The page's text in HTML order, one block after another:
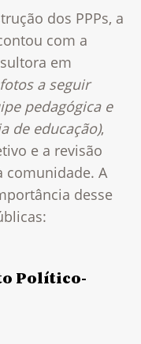
dos PPPs, a
com a
em
a seguir
pedagógica e
de educação),
e a revisão
comunidade. A
desse
Político-